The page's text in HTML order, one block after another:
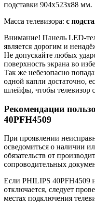
подставки 904x523x88 мм.
Масса телевизора: с
Внимание! Панель LED-
является дорогим и
Не допускайте любых
поверхность экрана во
Так же небезопасно
одной капли достаточно,
шлейфы, чтобы телевизор
Рекомендации
40PFH4509
При проявлении
осведомиться о наличии
обязательств от
сопроводительных
Если PHILIPS 40PFH4509
отключается, следует
местах подключения